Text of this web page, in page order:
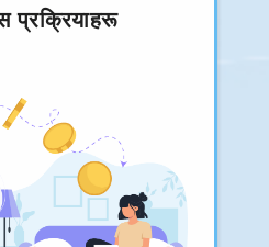
प्रक्रियाहरू